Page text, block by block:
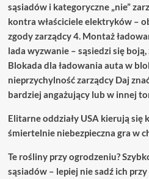
sąsiadów i kategoryczne „nie”
kontra właściciele elektryków –
zgody zarządcy 4. Montaż
lada wyzwanie – sąsiedzi się boją,
Blokada dla ładowania auta w
nieprzychylność zarządcy Daj
bardziej angażujący lub w innej
Elitarne oddziały USA kierują się
śmiertelnie niebezpieczna gra w
Te rośliny przy ogrodzeniu?
sąsiadów – lepiej nie sadź ich przy